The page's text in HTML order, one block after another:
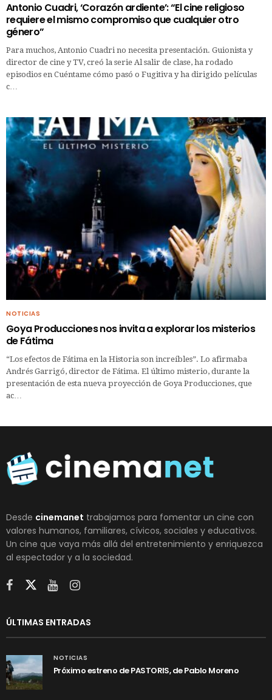
Antonio Cuadri, ‘Corazón ardiente’: “El cine religioso
requiere el mismo compromiso que cualquier otro
género”
Para muchos, Antonio Cuadri no necesita presentación. Guionista y
director de cine y TV, creó la serie Al salir de clase, ha rodado
episodios en Cuéntame cómo pasó o Fugitiva y ha dirigido películas
c…
NOTICIAS
Goya Producciones nos invita a explorar los misterios
de Fátima
“Los efectos de Fátima en la Historia son increíbles”. Lo afirmaba
Andrés Garrigó, director de Fátima. El último misterio, durante la
presentación de esta nueva proyección de Goya Producciones, que
ac…
Desde cinemanet trabajamos para fomentar un cine con
valores humanos, familiares, cívicos, sociales y educativos.
Un cine que vaya más allá del entretenimiento y enriquezca
al espectador y a la sociedad.
ÚLTIMAS ENTRADAS
NOTICIAS
Próximo estreno de PASTORIS, de Pablo Moreno